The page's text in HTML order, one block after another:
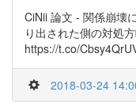
CiNii 論文 - 関係崩壊
り出された側の対処
https://t.co/
2018-03-24